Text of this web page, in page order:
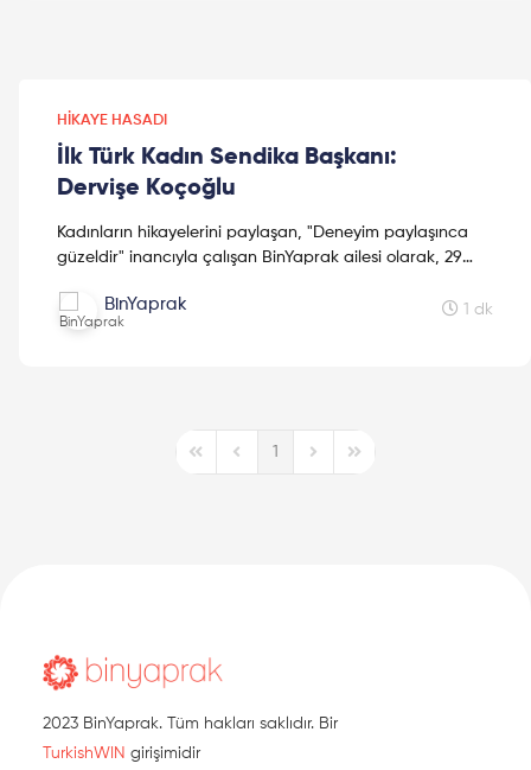
HIKAYE HASADI
İlk Türk Kadın Sendika Başkanı:
Dervişe Koçoğlu
Kadınların hikayelerini paylaşan, "Deneyim paylaşınca
güzeldir" inancıyla çalışan BinYaprak ailesi olarak, 29
Cumhuriyetimizin 2. yüzyılına kadınların hikayelerini
hediye etmek için çıktığımız Hikaye Hasadına, ilklerin
BinYaprak 1 dk
First PagePrevious Page
1
Next PageLast Page
2023 BinYaprak. Tüm hakları saklıdır. Bir
TurkishWIN girişimidir